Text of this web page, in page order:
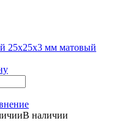
25х25х3 мм матовый
В наличии